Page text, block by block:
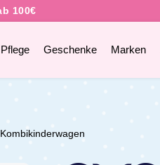
Pflege Geschenke Marken
Kombikinderwagen